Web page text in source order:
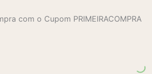
com o Cupom PRIMEIRACOMPRA